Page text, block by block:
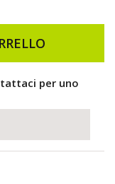
per uno